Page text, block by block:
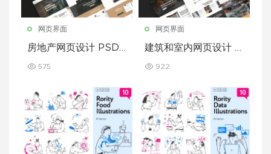
网页界面
房地产网页设计 PSD
575
网页界面
建筑和室内网页设计 P
922